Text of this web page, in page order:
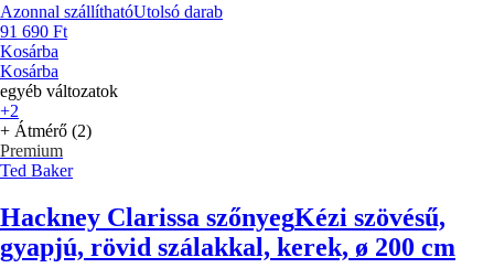
Azonnal szállíthatóUtolsó darab
91 690 Ft
Kosárba
Kosárba
egyéb változatok
+2
+ Átmérő (2)
Premium
Ted Baker
Hackney Clarissa szőnyegKézi szövésű,
gyapjú, rövid szálakkal, kerek, ø 200 cm